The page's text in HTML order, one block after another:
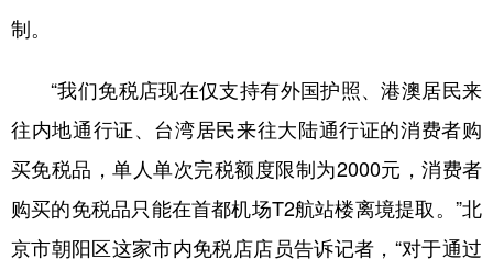
制。
“我们免税店现在仅支持有外国护照、港澳居民来
往内地通行证、台湾居民来往大陆通行证的消费者购
买免税品，单人单次完税额度限制为2000元，消费者
购买的免税品只能在首都机场T2航站楼离境提取。”北
京市朝阳区这家市内免税店店员告诉记者，“对于通过